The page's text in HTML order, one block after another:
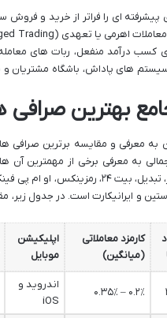
ای را فراتر از خرید و فروش
های پاداش، باشگاه مشتریان و
بهترین صرافی
به معرفی و مقایسه برترین صرافی
به معرفی برخی از مهمترین آن
والکس، بیت پین، نوبیتکس، آبان تتر،
کارمزد معاملاتی
(میانگین)
اپلیکیشن
موبایل
۰.۲٪ – ۰.۳۵٪
اندروید و
iOS